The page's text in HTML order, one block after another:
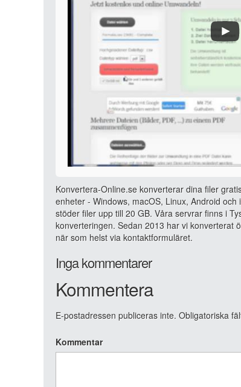
Konvertera-Online.se konverterar dina filer
enheter - Windows, macOS, Linux, Android
stöder filer upp till 20 GB. Våra servrar finns i
konverteringen. Sedan 2013 har vi konverterat
när som helst via kontaktformuläret.
Inga kommentarer
Kommentera
E-postadressen publiceras inte. Obligatoriska
Kommentar